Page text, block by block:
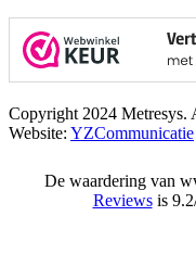
Copyright 2024 Metresys.
Website: YZCommunicatie
De waardering van
Reviewsis